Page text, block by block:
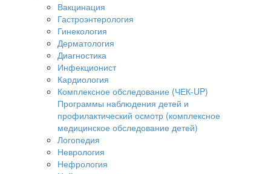
Вакцинация
Гастроэнтерология
Гинекология
Дерматология
Диагностика
Инфекционист
Кардиология
Комплексное обследование (ЧЕК-UP)
Программы наблюдения детей и
профилактический осмотр (комплексное
медицинское обследование детей)
Логопедия
Неврология
Нефрология